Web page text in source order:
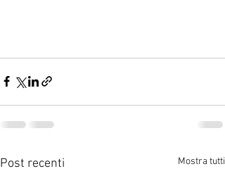
Post recenti Mostra tutti